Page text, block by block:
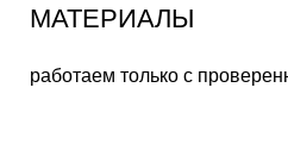
МАТЕРИАЛЫ
работаем только с